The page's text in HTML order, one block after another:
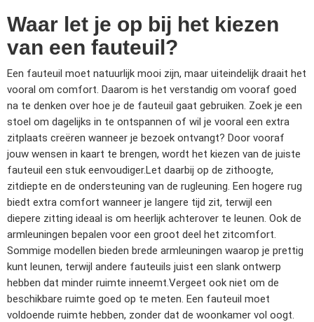
Waar let je op bij het kiezen
van een fauteuil?
Een fauteuil moet natuurlijk mooi zijn, maar uiteindelijk draait het
vooral om comfort. Daarom is het verstandig om vooraf goed
na te denken over hoe je de fauteuil gaat gebruiken. Zoek je een
stoel om dagelijks in te ontspannen of wil je vooral een extra
zitplaats creëren wanneer je bezoek ontvangt? Door vooraf
jouw wensen in kaart te brengen, wordt het kiezen van de juiste
fauteuil een stuk eenvoudiger.Let daarbij op de zithoogte,
zitdiepte en de ondersteuning van de rugleuning. Een hogere rug
biedt extra comfort wanneer je langere tijd zit, terwijl een
diepere zitting ideaal is om heerlijk achterover te leunen. Ook de
armleuningen bepalen voor een groot deel het zitcomfort.
Sommige modellen bieden brede armleuningen waarop je prettig
kunt leunen, terwijl andere fauteuils juist een slank ontwerp
hebben dat minder ruimte inneemt.Vergeet ook niet om de
beschikbare ruimte goed op te meten. Een fauteuil moet
voldoende ruimte hebben, zonder dat de woonkamer vol oogt.